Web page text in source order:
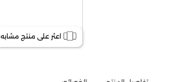
اعثر على منتج مشابه